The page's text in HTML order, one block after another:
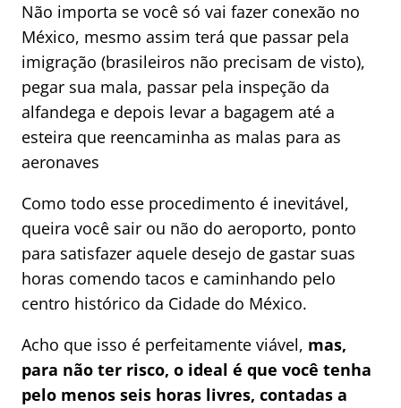
Não importa se você só vai fazer conexão no
México, mesmo assim terá que passar pela
imigração (brasileiros não precisam de visto),
pegar sua mala, passar pela inspeção da
alfandega e depois levar a bagagem até a
esteira que reencaminha as malas para as
aeronaves
Como todo esse procedimento é inevitável,
queira você sair ou não do aeroporto, ponto
para satisfazer aquele desejo de gastar suas
horas comendo tacos e caminhando pelo
centro histórico da Cidade do México.
Acho que isso é perfeitamente viável, mas,
para não ter risco, o ideal é que você tenha
pelo menos seis horas livres, contadas a